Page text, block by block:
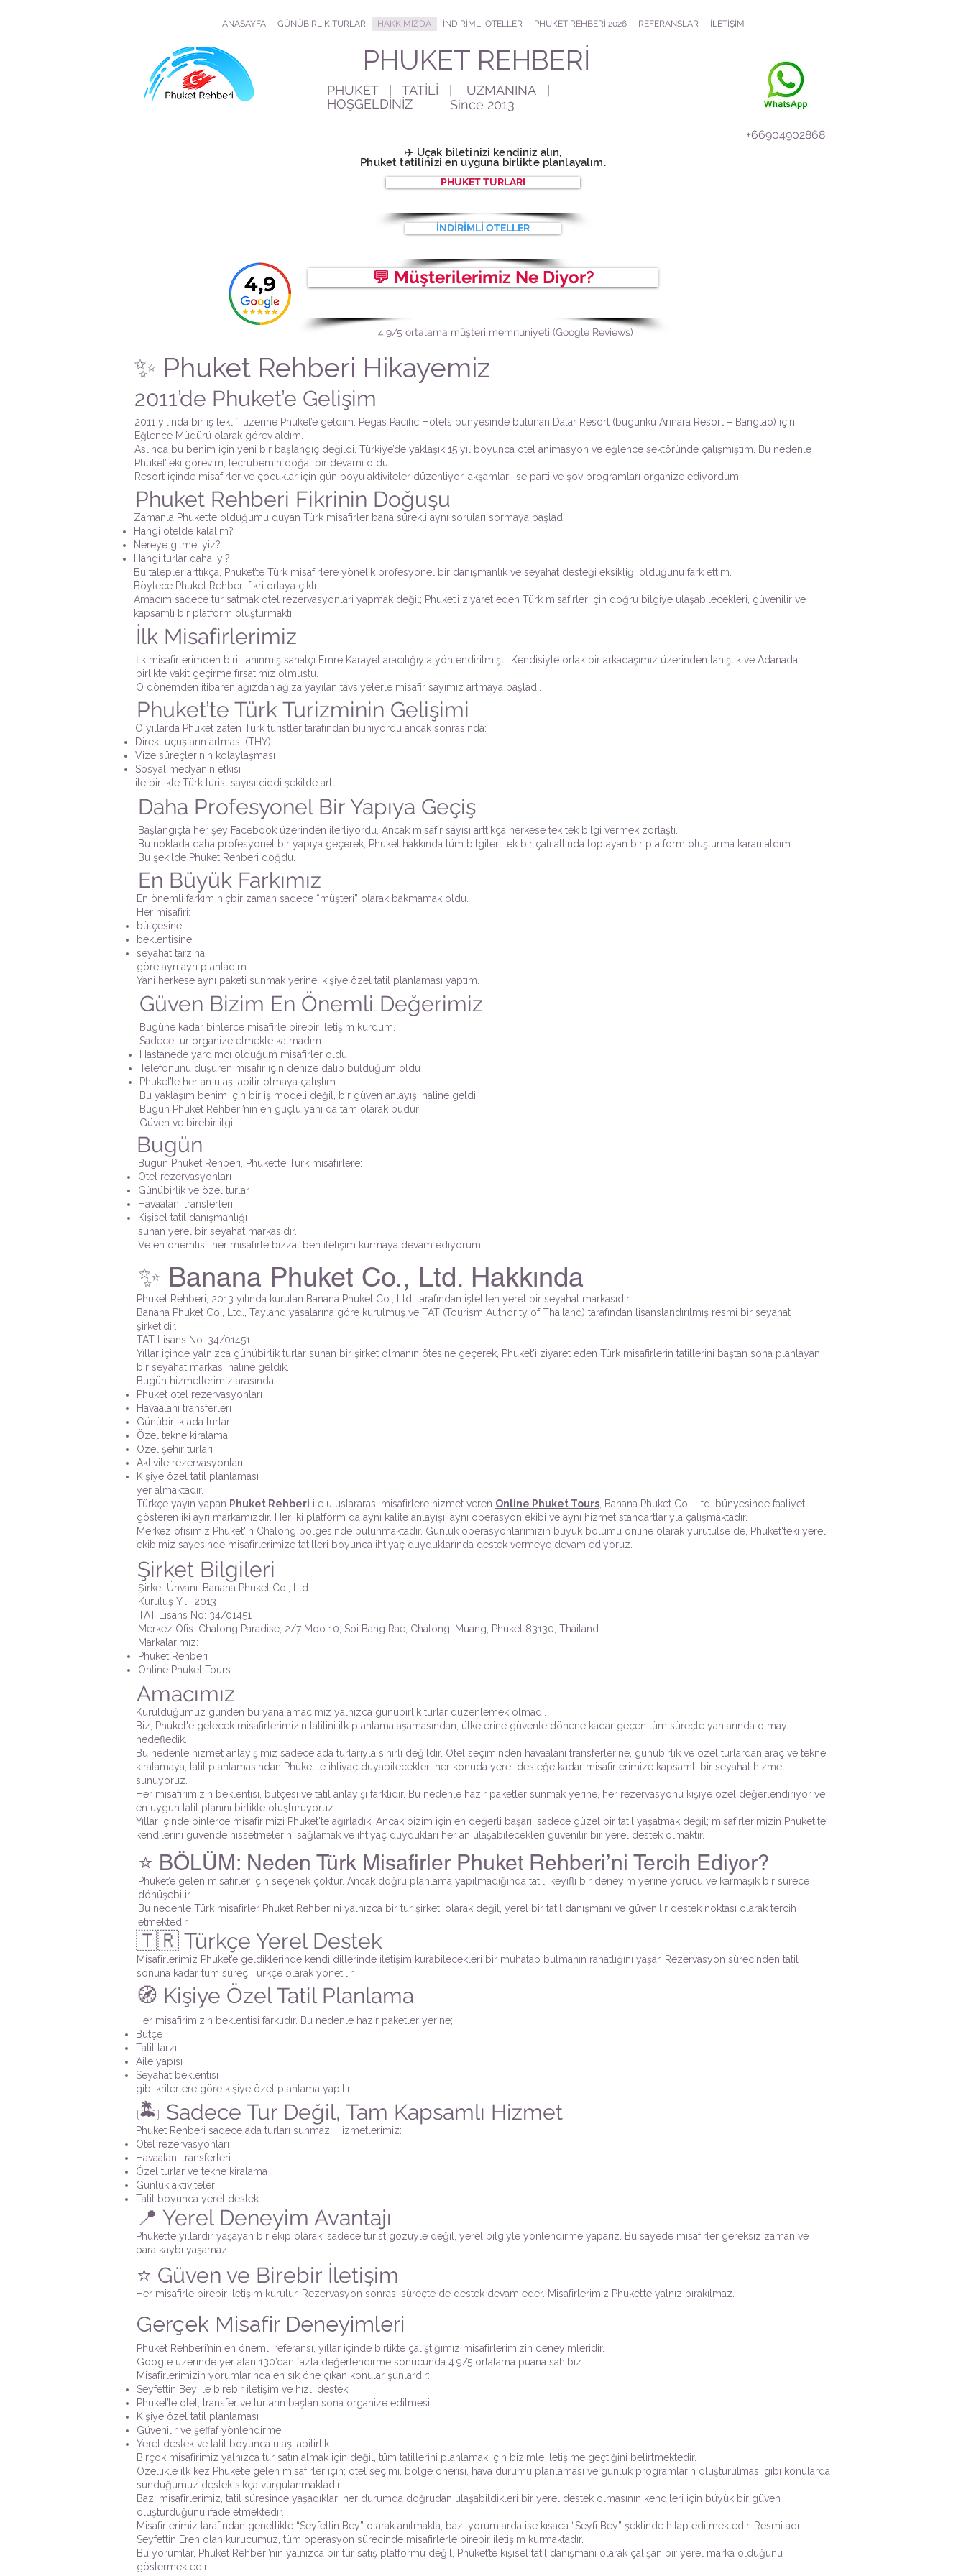
ANASAYFA GÜNÜBİRLİK TURLAR HAKKIMIZDA İNDİRİMLİ OTELLER PHUKET REHBERİ 2026 REFERANSLAR İLETİŞİM
PHUKET REHBERİ
PHUKET | TATİLİ | UZMANINA |
HOŞGELDİNİZ
Since 2013
+66904902868
✈️ Uçak biletinizi kendiniz alın,
Phuket tatilinizi en uyguna birlikte planlayalım.
PHUKET TURLARI
İNDİRİMLİ OTELLER
💬 Müşterilerimiz Ne Diyor?
4.9/5 ortalama müşteri memnuniyeti (Google Reviews)
✨ Phuket Rehberi Hikayemiz
2011’de Phuket’e Gelişim
2011 yılında bir iş teklifi üzerine Phuket’e geldim. Pegas Pacific Hotels bünyesinde bulunan Dalar Resort (bugünkü Arinara Resort – Bangtao) için
Eğlence Müdürü olarak görev aldım.
Aslında bu benim için yeni bir başlangıç değildi. Türkiye’de yaklaşık 15 yıl boyunca otel animasyon ve eğlence sektöründe çalışmıştım. Bu nedenle
Phuket’teki görevim, tecrübemin doğal bir devamı oldu.
Resort içinde misafirler ve çocuklar için gün boyu aktiviteler düzenliyor, akşamları ise parti ve şov programları organize ediyordum.
Phuket Rehberi Fikrinin Doğuşu
Zamanla Phuket’te olduğumu duyan Türk misafirler bana sürekli aynı soruları sormaya başladı:
Hangi otelde kalalım?
Nereye gitmeliyiz?
Hangi turlar daha iyi?
Bu talepler arttıkça, Phuket’te Türk misafirlere yönelik profesyonel bir danışmanlık ve seyahat desteği eksikliği olduğunu fark ettim.
Böylece Phuket Rehberi fikri ortaya çıktı.
Amacım sadece tur satmak otel rezervasyonlari yapmak değil; Phuket’i ziyaret eden Türk misafirler için doğru bilgiye ulaşabilecekleri, güvenilir ve
kapsamlı bir platform oluşturmaktı.
İlk Misafirlerimiz
İlk misafirlerimden biri, tanınmış sanatçı Emre Karayel aracılığıyla yönlendirilmişti. Kendisiyle ortak bir arkadaşımız üzerinden tanıştık ve Adanada
birlikte vakit geçirme fırsatımız olmustu.
O dönemden itibaren ağızdan ağıza yayılan tavsiyelerle misafir sayımız artmaya başladı.
Phuket’te Türk Turizminin Gelişimi
O yıllarda Phuket zaten Türk turistler tarafından biliniyordu ancak sonrasında:
Direkt uçuşların artması (THY)
Vize süreçlerinin kolaylaşması
Sosyal medyanın etkisi
ile birlikte Türk turist sayısı ciddi şekilde arttı.
Daha Profesyonel Bir Yapıya Geçiş
Başlangıçta her şey Facebook üzerinden ilerliyordu. Ancak misafir sayısı arttıkça herkese tek tek bilgi vermek zorlaştı.
Bu noktada daha profesyonel bir yapıya geçerek, Phuket hakkında tüm bilgileri tek bir çatı altında toplayan bir platform oluşturma kararı aldım.
Bu şekilde Phuket Rehberi doğdu.
En Büyük Farkımız
En önemli farkım hiçbir zaman sadece “müşteri” olarak bakmamak oldu.
Her misafiri:
bütçesine
beklentisine
seyahat tarzına
göre ayrı ayrı planladım.
Yani herkese aynı paketi sunmak yerine, kişiye özel tatil planlaması yaptım.
Güven Bizim En Önemli Değerimiz
Bugüne kadar binlerce misafirle birebir iletişim kurdum.
Sadece tur organize etmekle kalmadım:
Hastanede yardımcı olduğum misafirler oldu
Telefonunu düşüren misafir için denize dalıp bulduğum oldu
Phuket’te her an ulaşılabilir olmaya çalıştım
Bu yaklaşım benim için bir iş modeli değil, bir güven anlayışı haline geldi.
Bugün Phuket Rehberi’nin en güçlü yanı da tam olarak budur:
Güven ve birebir ilgi.
Bugün
Bugün Phuket Rehberi, Phuket’te Türk misafirlere:
Otel rezervasyonları
Günübirlik ve özel turlar
Havaalanı transferleri
Kişisel tatil danışmanlığı
sunan yerel bir seyahat markasıdır.
Ve en önemlisi; her misafirle bizzat ben iletişim kurmaya devam ediyorum.
✨ Banana Phuket Co., Ltd. Hakkında
Phuket Rehberi, 2013 yılında kurulan Banana Phuket Co., Ltd. tarafından işletilen yerel bir seyahat markasıdır.
Banana Phuket Co., Ltd., Tayland yasalarına göre kurulmuş ve TAT (Tourism Authority of Thailand) tarafından lisanslandırılmış resmi bir seyahat
şirketidir.
TAT Lisans No: 34/01451
Yıllar içinde yalnızca günübirlik turlar sunan bir şirket olmanın ötesine geçerek, Phuket'i ziyaret eden Türk misafirlerin tatillerini baştan sona planlayan
bir seyahat markası haline geldik.
Bugün hizmetlerimiz arasında;
Phuket otel rezervasyonları
Havaalanı transferleri
Günübirlik ada turları
Özel tekne kiralama
Özel şehir turları
Aktivite rezervasyonları
Kişiye özel tatil planlaması
yer almaktadır.
Türkçe yayın yapan Phuket Rehberi ile uluslararası misafirlere hizmet veren Online Phuket Tours , Banana Phuket Co., Ltd. bünyesinde faaliyet
gösteren iki ayrı markamızdır. Her iki platform da aynı kalite anlayışı, aynı operasyon ekibi ve aynı hizmet standartlarıyla çalışmaktadır.
Merkez ofisimiz Phuket'in Chalong bölgesinde bulunmaktadır. Günlük operasyonlarımızın büyük bölümü online olarak yürütülse de, Phuket'teki yerel
ekibimiz sayesinde misafirlerimize tatilleri boyunca ihtiyaç duyduklarında destek vermeye devam ediyoruz.
Şirket Bilgileri
Şirket Ünvanı: Banana Phuket Co., Ltd.
Kuruluş Yılı: 2013
TAT Lisans No: 34/01451
Merkez Ofis: Chalong Paradise, 2/7 Moo 10, Soi Bang Rae, Chalong, Muang, Phuket 83130, Thailand
Markalarımız:
Phuket Rehberi
Online Phuket Tours
Amacımız
Kurulduğumuz günden bu yana amacımız yalnızca günübirlik turlar düzenlemek olmadı.
Biz, Phuket'e gelecek misafirlerimizin tatilini ilk planlama aşamasından, ülkelerine güvenle dönene kadar geçen tüm süreçte yanlarında olmayı
hedefledik.
Bu nedenle hizmet anlayışımız sadece ada turlarıyla sınırlı değildir. Otel seçiminden havaalanı transferlerine, günübirlik ve özel turlardan araç ve tekne
kiralamaya, tatil planlamasından Phuket'te ihtiyaç duyabilecekleri her konuda yerel desteğe kadar misafirlerimize kapsamlı bir seyahat hizmeti
sunuyoruz.
Her misafirimizin beklentisi, bütçesi ve tatil anlayışı farklıdır. Bu nedenle hazır paketler sunmak yerine, her rezervasyonu kişiye özel değerlendiriyor ve
en uygun tatil planını birlikte oluşturuyoruz.
Yıllar içinde binlerce misafirimizi Phuket'te ağırladık. Ancak bizim için en değerli başarı, sadece güzel bir tatil yaşatmak değil; misafirlerimizin Phuket'te
kendilerini güvende hissetmelerini sağlamak ve ihtiyaç duydukları her an ulaşabilecekleri güvenilir bir yerel destek olmaktır.
⭐ BÖLÜM: Neden Türk Misafirler Phuket Rehberi’ni Tercih Ediyor?
Phuket’e gelen misafirler için seçenek çoktur. Ancak doğru planlama yapılmadığında tatil, keyifli bir deneyim yerine yorucu ve karmaşık bir sürece
dönüşebilir.
Bu nedenle Türk misafirler Phuket Rehberi’ni yalnızca bir tur şirketi olarak değil, yerel bir tatil danışmanı ve güvenilir destek noktası olarak tercih
etmektedir.
🇹🇷 Türkçe Yerel Destek
Misafirlerimiz Phuket’e geldiklerinde kendi dillerinde iletişim kurabilecekleri bir muhatap bulmanın rahatlığını yaşar. Rezervasyon sürecinden tatil
sonuna kadar tüm süreç Türkçe olarak yönetilir.
🧭 Kişiye Özel Tatil Planlama
Her misafirimizin beklentisi farklıdır. Bu nedenle hazır paketler yerine;
Bütçe
Tatil tarzı
Aile yapısı
Seyahat beklentisi
gibi kriterlere göre kişiye özel planlama yapılır.
🏝️ Sadece Tur Değil, Tam Kapsamlı Hizmet
Phuket Rehberi sadece ada turları sunmaz. Hizmetlerimiz:
Otel rezervasyonları
Havaalanı transferleri
Özel turlar ve tekne kiralama
Günlük aktiviteler
Tatil boyunca yerel destek
📍 Yerel Deneyim Avantajı
Phuket’te yıllardır yaşayan bir ekip olarak, sadece turist gözüyle değil, yerel bilgiyle yönlendirme yaparız. Bu sayede misafirler gereksiz zaman ve
para kaybı yaşamaz.
⭐ Güven ve Birebir İletişim
Her misafirle birebir iletişim kurulur. Rezervasyon sonrası süreçte de destek devam eder. Misafirlerimiz Phuket’te yalnız bırakılmaz.
Gerçek Misafir Deneyimleri
Phuket Rehberi’nin en önemli referansı, yıllar içinde birlikte çalıştığımız misafirlerimizin deneyimleridir.
Google üzerinde yer alan 130’dan fazla değerlendirme sonucunda 4.9/5 ortalama puana sahibiz.
Misafirlerimizin yorumlarında en sık öne çıkan konular şunlardır:
Seyfettin Bey ile birebir iletişim ve hızlı destek
Phuket’te otel, transfer ve turların baştan sona organize edilmesi
Kişiye özel tatil planlaması
Güvenilir ve şeffaf yönlendirme
Yerel destek ve tatil boyunca ulaşılabilirlik
Birçok misafirimiz yalnızca tur satın almak için değil, tüm tatillerini planlamak için bizimle iletişime geçtiğini belirtmektedir.
Özellikle ilk kez Phuket’e gelen misafirler için; otel seçimi, bölge önerisi, hava durumu planlaması ve günlük programların oluşturulması gibi konularda
sunduğumuz destek sıkça vurgulanmaktadır.
Bazı misafirlerimiz, tatil süresince yaşadıkları her durumda doğrudan ulaşabildikleri bir yerel destek olmasının kendileri için büyük bir güven
oluşturduğunu ifade etmektedir.
Misafirlerimiz tarafından genellikle “Seyfettin Bey” olarak anılmakta, bazı yorumlarda ise kısaca “Seyfi Bey” şeklinde hitap edilmektedir. Resmi adı
Seyfettin Eren olan kurucumuz, tüm operasyon sürecinde misafirlerle birebir iletişim kurmaktadır.
Bu yorumlar, Phuket Rehberi’nin yalnızca bir tur satış platformu değil, Phuket’te kişisel tatil danışmanı olarak çalışan bir yerel marka olduğunu
göstermektedir.